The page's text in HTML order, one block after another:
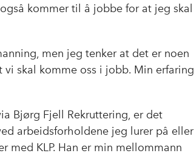
kommer til å jobbe for at jeg skal
men jeg tenker at det er noen
skal komme oss i jobb. Min erfaring
Bjørg Fjell Rekruttering, er det
arbeidsforholdene jeg lurer på eller
med KLP. Han er min mellommann